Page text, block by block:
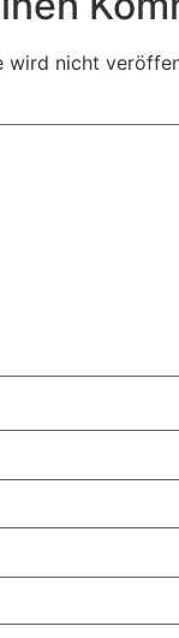
wird nicht